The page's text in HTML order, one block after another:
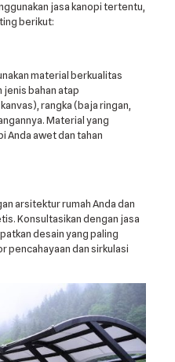
jasa kanopi tertentu,
berikut:
material berkualitas
jenis bahan atap
rangka (baja ringan,
Material yang
Anda awet dan tahan
arsitektur rumah Anda dan
Konsultasikan dengan jasa
desain yang paling
pencahayaan dan sirkulasi